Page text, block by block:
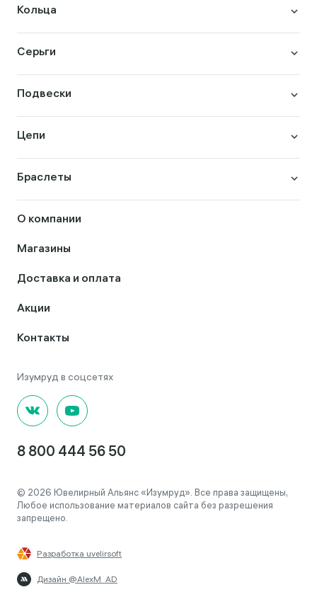
Кольца
Серьги
Подвески
Цепи
Браслеты
О компании
Магазины
Доставка и оплата
Акции
Контакты
8 800 444 56 50
© 2026 Ювелирный Альянс «Изумруд». Все права защищены,
Любое использование материалов сайта без разрешения
запрещено.
Разработка uvelirsoft
Дизайн @AlexM_AD